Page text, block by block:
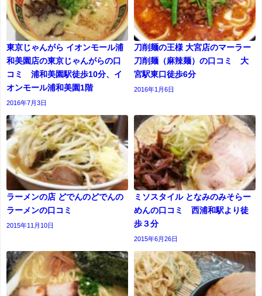
東京じゃんがら イオンモール浦
和美園店の東京じゃんがらの口
コミ 浦和美園駅徒歩10分、イ
オンモール浦和美園1階
2016年7月3日
刀削麺の王様 大宮店のマーラー
刀削麺（麻辣麺）の口コミ 大
宮駅東口徒歩6分
2016年1月6日
ラーメンの店 どでんのどでんの
ラーメンの口コミ
2015年11月10日
ミソスタイル となみのみそらー
めんの口コミ 西浦和駅より徒
歩３分
2015年6月26日